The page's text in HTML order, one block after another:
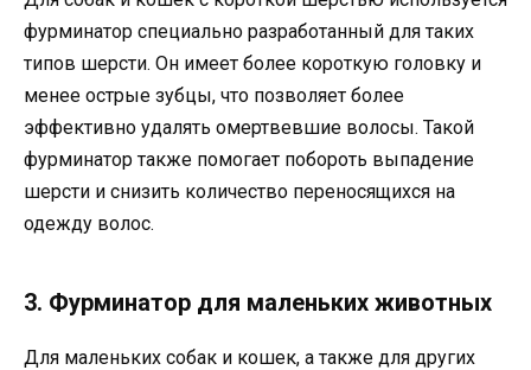
фурминатор специально разработанный для таких
типов шерсти. Он имеет более короткую головку и
менее острые зубцы, что позволяет более
эффективно удалять омертвевшие волосы. Такой
фурминатор также помогает побороть выпадение
шерсти и снизить количество переносящихся на
одежду волос.
3. Фурминатор для маленьких животных
Для маленьких собак и кошек, а также для других